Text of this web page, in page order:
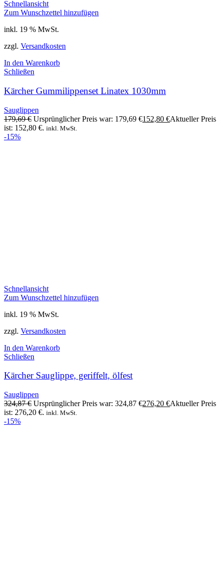
Schnellansicht
Zum Wunschzettel hinzufügen
inkl. 19 % MwSt.
zzgl. Versandkosten
In den Warenkorb
Schließen
Kärcher Gummilippenset Linatex 1030mm
Sauglippen
179,69€ Ursprünglicher Preis war: 179,69 €152,80 €Aktueller Preis
ist: 152,80 €. inkl. MwSt.
-15%
Schnellansicht
Zum Wunschzettel hinzufügen
inkl. 19 % MwSt.
zzgl. Versandkosten
In den Warenkorb
Schließen
Kärcher Sauglippe, geriffelt, ölfest
Sauglippen
324,87€ Ursprünglicher Preis war: 324,87 €276,20 €Aktueller Preis
ist: 276,20 €. inkl. MwSt.
-15%